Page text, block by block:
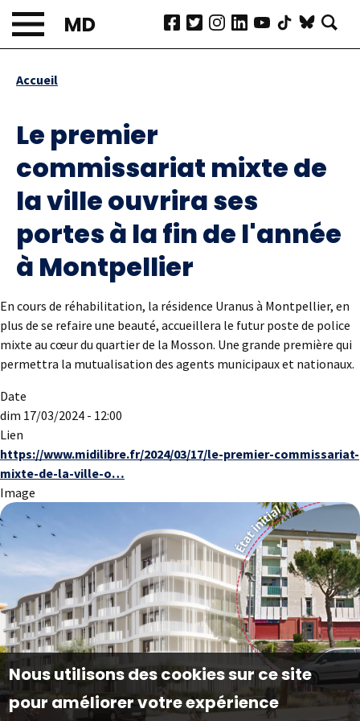
Aller
au
contenu
MD
Fil
Accueil
Le premier
commissariat mixte de
la ville ouvrira ses
portes à la fin de l'année
à Montpellier
En cours de réhabilitation, la résidence Uranus à Montpellier, en
plus de se refaire une beauté, accueillera le futur poste de police
mixte au cœur du quartier de la Mosson. Une grande première qui
permettra la mutualisation des agents municipaux et nationaux.
Date
dim 17/03/2024 - 12:00
Lien
https://www.midilibre.fr/2024/03/17/le-premier-commissariat-
mixte-de-la-ville-o…
Image
Nous utilisons des cookies sur ce site
pour améliorer votre expérience